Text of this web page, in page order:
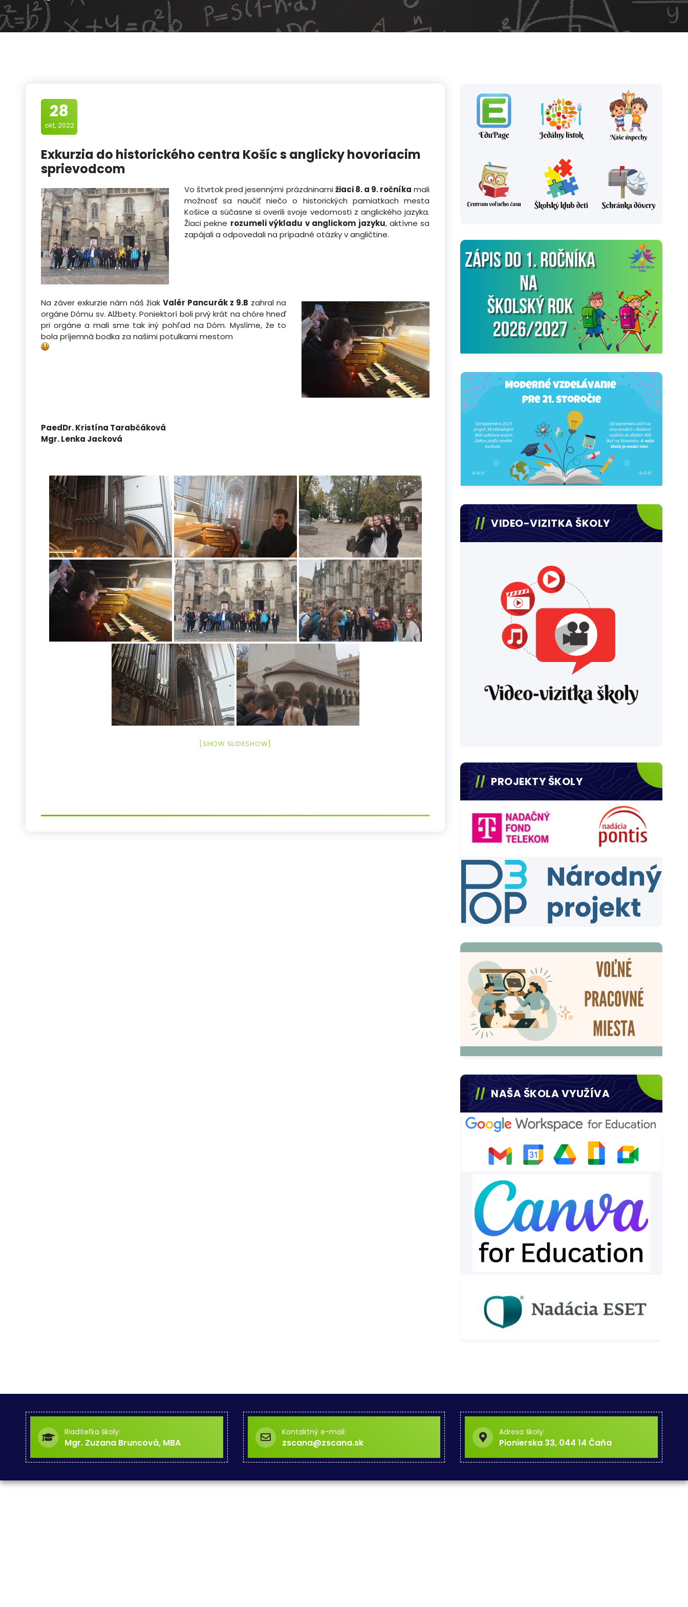
28
okt, 2022
Exkurzia do historického centra Košíc s anglicky hovoriacim
sprievodcom
Vo štvrtok pred jesennými prázdninamižiaci 8. a 9. ročníka mali
možnosť sa naučiť niečo o historických pamiatkach mesta
Košice a súčasne si overili svoje vedomosti z anglického jazyka.
Žiaci pekne rozumeli výkladu v anglickom jazyku, aktívne sa
zapájali a odpovedali na prípadné otázky v angličtine.
Na záver exkurzie nám náš žiakValér Pancurák z 9.B zahral na
orgáne Dómu sv. Alžbety. Poniektorí boli prvý krát na chóre hneď
pri orgáne a mali sme tak iný pohľad na Dóm. Myslíme, že to
bola príjemná bodka za našimi potulkami mestom
PaedDr. Kristína Tarabčáková
Mgr. Lenka Jacková
[SHOW SLIDESHOW]
VIDEO-VIZITKA ŠKOLY
PROJEKTY ŠKOLY
NAŠA ŠKOLA VYUŽÍVA
Riaditeľka školy:
Mgr. Zuzana Bruncová, MBA
Kontaktný e-mail:
zscana@zscana.sk
Adresa školy:
Pionierska 33, 044 14 Čaňa